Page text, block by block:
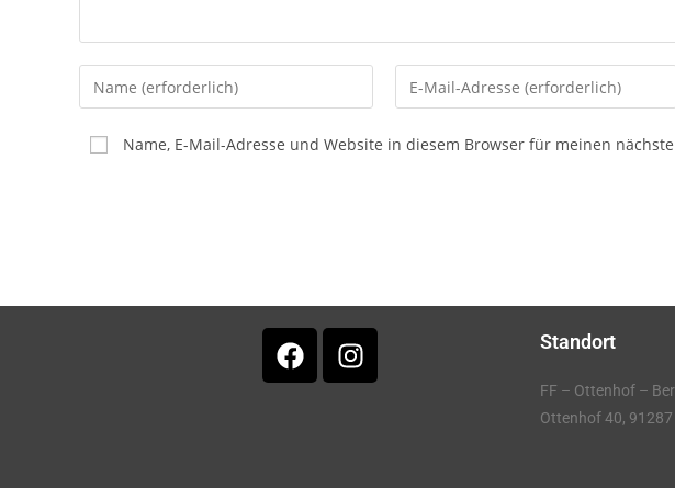
Name, E-Mail-Adresse und Website in diesem Browser für meinen
Standort
FF – Ottenhof –
Ottenhof 40, 91287